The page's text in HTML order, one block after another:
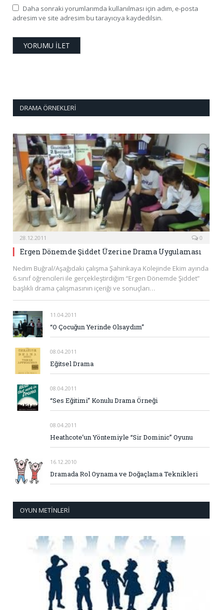
Daha sonraki yorumlarımda kullanılması için adım, e-posta
adresim ve site adresim bu tarayıcıya kaydedilsin.
DRAMA ÖRNEKLERI
28.12.2011 0
Ergen Dönemde Şiddet Üzerine Drama Uygulaması
Nedim Buğral/Aşağıdaki çalışma Şahinkaya Kolejinde Ekim ayında
6.sınıf öğrencileri ile gerçekleştirdiğim “Ergen Dönemde Şiddet”
başlıklı drama çalışmasının içeriği ve sonuçları…
11.04.2011
“O Çocuğun Yerinde Olsaydım”
08.04.2011
Eğitsel Drama
08.04.2011
“Ses Eğitimi” Konulu Drama Örneği
08.04.2011
Heathcote’un Yöntemiyle “Sir Dominic” Oyunu
16.12.2010
Dramada Rol Oynama ve Doğaçlama Teknikleri
OYUN METINLERI